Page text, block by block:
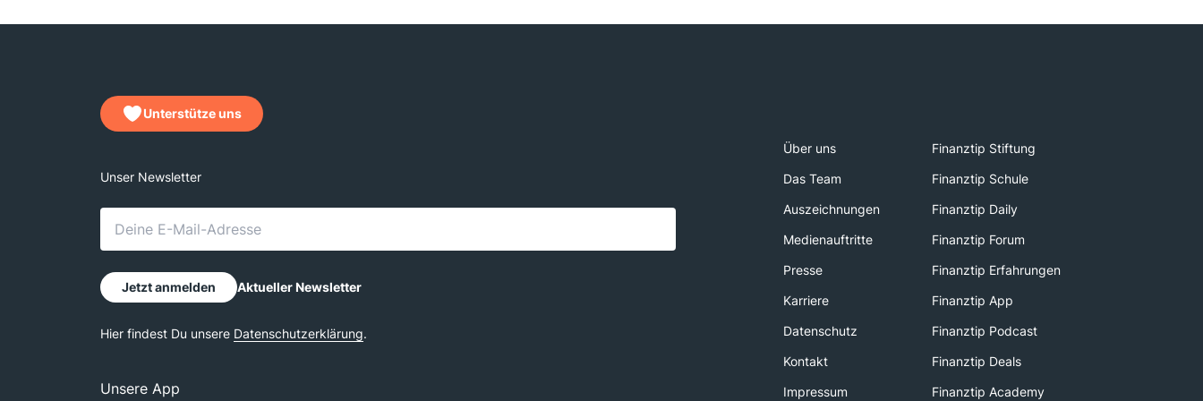
Unterstütze uns
Unsere App
Über uns
Finanztip Stiftung
Das Team
Finanztip Schule
Auszeichnungen
Finanztip Daily
Medienauftritte
Finanztip Forum
Presse
Finanztip Erfahrungen
Karriere
Finanztip App
Datenschutz
Finanztip Podcast
Kontakt
Finanztip Deals
Impressum
Finanztip Academy